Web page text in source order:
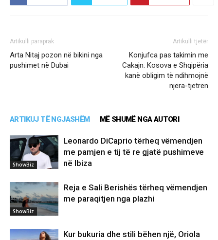
Artikulli paraprak
Arta Nitaj pozon në bikini nga
pushimet në Dubai
Artikulli tjetër
Konjufca pas takimin me
Cakajn: Kosova e Shqipëria
kanë obligim të ndihmojnë
njëra-tjetrën
ARTIKUJ TË NGJASHËM MË SHUMË NGA AUTORI
ShowBiz
Leonardo DiCaprio tërheq vëmendjen
me pamjen e tij të re gjatë pushimeve
në Ibiza
ShowBiz
Reja e Sali Berishës tërheq vëmendjen
me paraqitjen nga plazhi
Kur bukuria dhe stili bëhen një, Oriola